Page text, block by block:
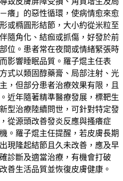
癢」的惡性循環，使病情愈來愈
或橢圓形結節，大小約從米粒至
隨角化、結痂或抓傷，好發於前
位。患者常在夜間或情緒緊張時
影響睡眠品質。羅子焜主任表
式以類固醇藥膏、局部注射、光
，但部分患者治療效果有限，且
近年隨著精準醫療發展，標靶生
型治療陸續問世，可針對特定發
從源頭改善發炎反應與搔癢症
。羅子焜主任提醒，若皮膚長期
現隆起結節且久未改善，應及早
診斷及適當治療，有機會打破
善生活品質並恢復皮膚健康。